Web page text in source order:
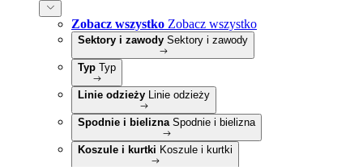
Zobacz wszystko Zobacz wszystko
Sektory i zawody Sektory i zawody
Typ Typ
Linie odzieży Linie odzieży
Spodnie i bielizna Spodnie i bielizna
Koszule i kurtki Koszule i kurtki